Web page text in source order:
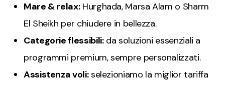
Mare & relax:Hurghada, Marsa Alam o Sharm
El Sheikh per chiudere in bellezza.
Categorie flessibili:da soluzioni essenziali a
programmi premium, sempre personalizzati.
Assistenza voli:selezioniamo la miglior tariffa